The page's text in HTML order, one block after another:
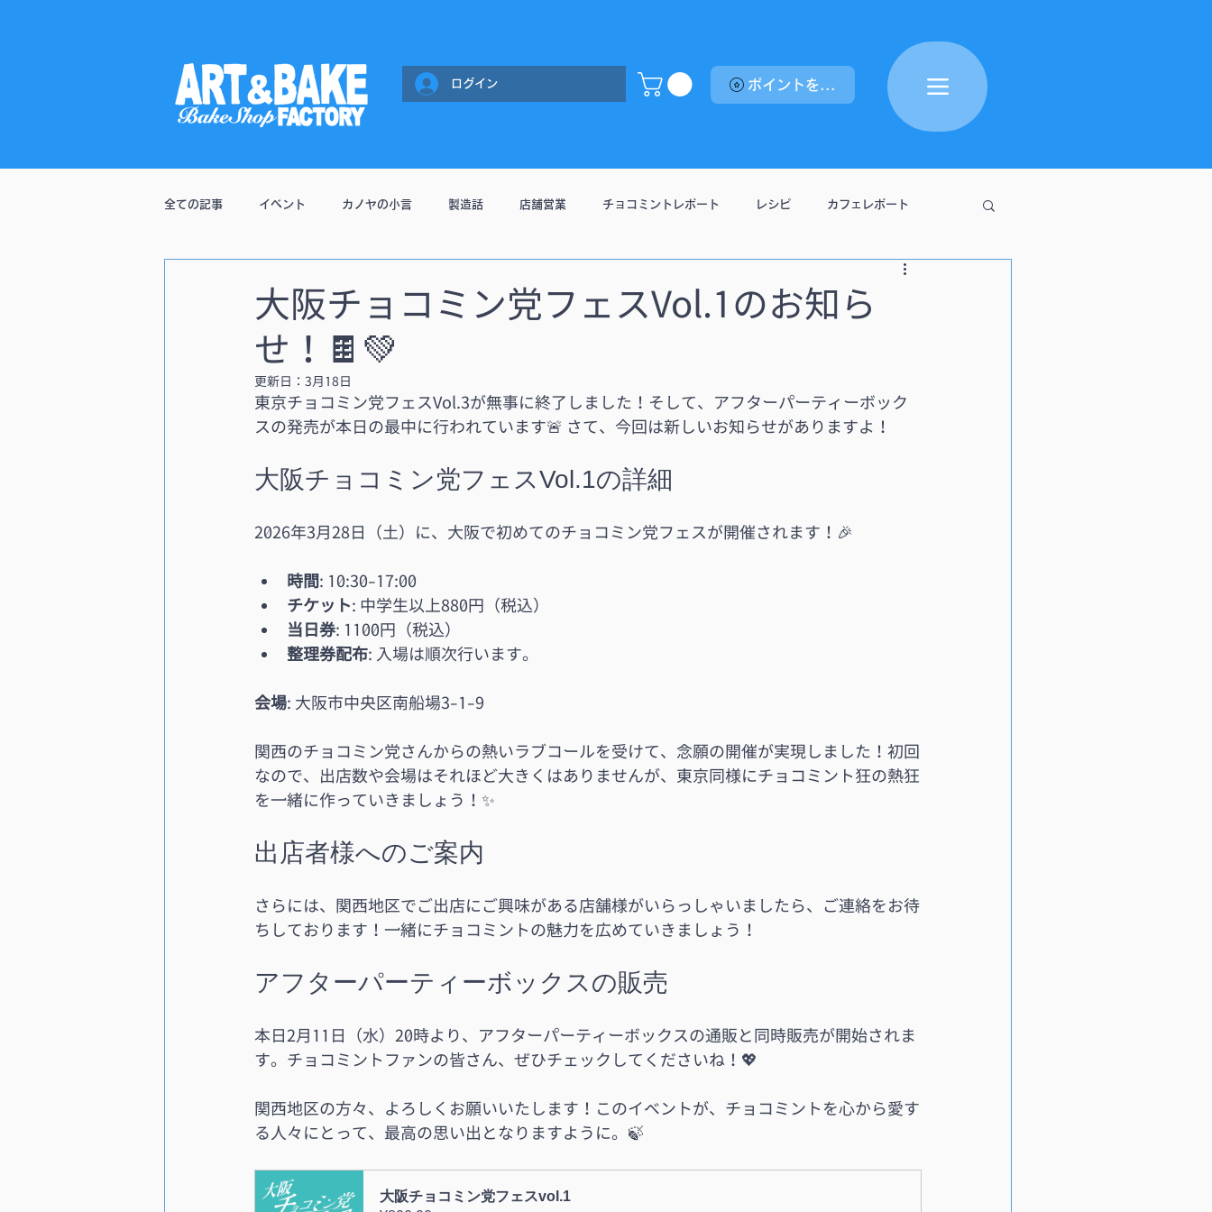
ログイン ポイントを表示
全ての記事 イベント カノヤの小言 製造話 店舗営業 チョコミントレポート レシピ カフェレポート
大阪チョコミン党フェスVol.1のお知ら
せ！🍫💚
更新日： 3月18日
東京チョコミン党フェスVol.3が無事に終了しました！そして、アフターパーティーボック
スの発売が本日の最中に行われています🚨 さて、今回は新しいお知らせがありますよ！
大阪チョコミン党フェスVol.1の詳細
2026年3月28日（土）に、大阪で初めてのチョコミン党フェスが開催されます！🎉
時間: 10:30-17:00
チケット: 中学生以上880円（税込）
当日券: 1100円（税込）
整理券配布: 入場は順次行います。
会場: 大阪市中央区南船場3-1-9
関西のチョコミン党さんからの熱いラブコールを受けて、念願の開催が実現しました！初回
なので、出店数や会場はそれほど大きくはありませんが、東京同様にチョコミント狂の熱狂
を一緒に作っていきましょう！✨
出店者様へのご案内
さらには、関西地区でご出店にご興味がある店舗様がいらっしゃいましたら、ご連絡をお待
ちしております！一緒にチョコミントの魅力を広めていきましょう！
アフターパーティーボックスの販売
本日2月11日（水）20時より、アフターパーティーボックスの通販と同時販売が開始されま
す。チョコミントファンの皆さん、ぜひチェックしてくださいね！💖
関西地区の方々、よろしくお願いいたします！このイベントが、チョコミントを心から愛す
る人々にとって、最高の思い出となりますように。🍃
大阪チョコミン党フェスvol.1